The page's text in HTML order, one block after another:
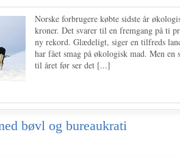
Norske forbrugere købte sidste år
kroner. Det svarer til en fremgang på ti
ny rekord. Glædeligt, siger en tilfreds
har fået smag på økologisk mad. Men
til året før ser det [...]
bøvl og bureaukrati